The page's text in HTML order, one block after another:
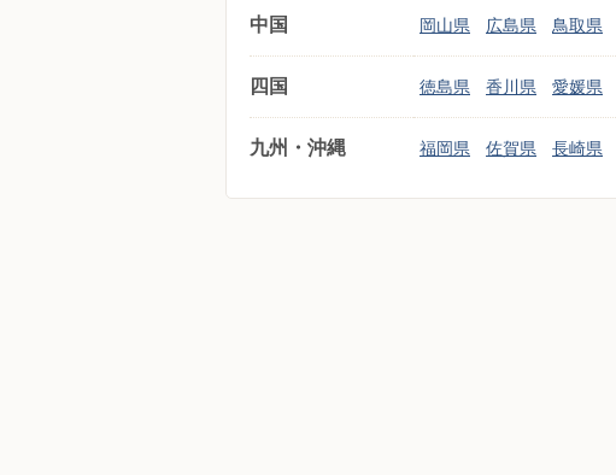
中国 岡山県 広島県 鳥取県
四国 徳島県 香川県 愛媛県
九州・沖縄 福岡県 佐賀県 長崎県